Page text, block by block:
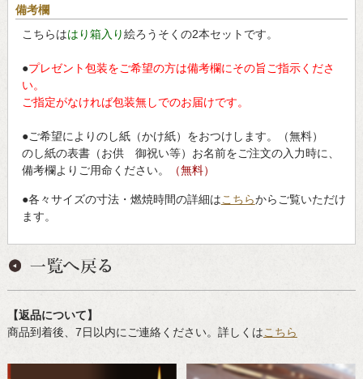
備考欄
こちらははり箱入り絵ろうそくの2本セットです。
●プレゼント包装をご希望の方は備考欄にその旨ご指示くださ
い。
ご指定がなければ包装無しでのお届けです。
●ご希望によりのし紙（かけ紙）をおつけします。（無料）
のし紙の表書（お供 御祝い等）お名前をご注文の入力時に、
備考欄よりご用命ください。
（無料）
●各々サイズの寸法・燃焼時間の詳細はこちらからご覧いただけ
ます。
【返品について】
商品到着後、7日以内にご連絡ください。詳しくはこちら